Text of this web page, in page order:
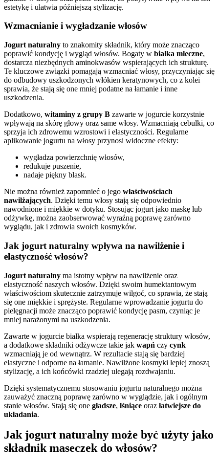
estetykę i ułatwia późniejszą stylizację.
Wzmacnianie i wygładzanie włosów
Jogurt naturalny to znakomity składnik, który może znacząco
poprawić kondycję i wygląd włosów. Bogaty w białka mleczne,
dostarcza niezbędnych aminokwasów wspierających ich strukturę.
Te kluczowe związki pomagają wzmacniać włosy, przyczyniając się
do odbudowy uszkodzonych włókien keratynowych, co z kolei
sprawia, że stają się one mniej podatne na łamanie i inne
uszkodzenia.
Dodatkowo, witaminy z grupy B zawarte w jogurcie korzystnie
wpływają na skórę głowy oraz same włosy. Wzmacniają cebulki, co
sprzyja ich zdrowemu wzrostowi i elastyczności. Regularne
aplikowanie jogurtu na włosy przynosi widoczne efekty:
wygładza powierzchnię włosów,
redukuje puszenie,
nadaje piękny blask.
Nie można również zapomnieć o jego właściwościach
nawilżających. Dzięki temu włosy stają się odpowiednio
nawodnione i miękkie w dotyku. Stosując jogurt jako maskę lub
odżywkę, można zaobserwować wyraźną poprawę zarówno
wyglądu, jak i zdrowia swoich kosmyków.
Jak jogurt naturalny wpływa na nawilżenie i
elastyczność włosów?
Jogurt naturalny ma istotny wpływ na nawilżenie oraz
elastyczność naszych włosów. Dzięki swoim humektantowym
właściwościom skutecznie zatrzymuje wilgoć, co sprawia, że stają
się one miękkie i sprężyste. Regularne wprowadzanie jogurtu do
pielęgnacji może znacząco poprawić kondycję pasm, czyniąc je
mniej narażonymi na uszkodzenia.
Zawarte w jogurcie białka wspierają regenerację struktury włosów,
a dodatkowe składniki odżywcze takie jak wapń czy cynk
wzmacniają je od wewnątrz. W rezultacie stają się bardziej
elastyczne i odporne na łamanie. Nawilżone kosmyki lepiej znoszą
stylizację, a ich końcówki rzadziej ulegają rozdwajaniu.
Dzięki systematycznemu stosowaniu jogurtu naturalnego można
zauważyć znaczną poprawę zarówno w wyglądzie, jak i ogólnym
stanie włosów. Stają się one gładsze, lśniące oraz łatwiejsze do
układania.
Jak jogurt naturalny może być użyty jako
składnik maseczek do włosów?